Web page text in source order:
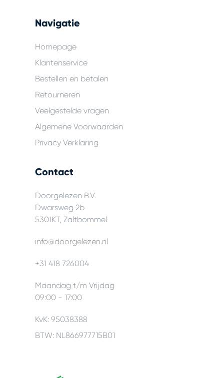
Navigatie
Homepage
Klantenservice
Bestellen en betalen
Retourneren
Veelgestelde vragen
Algemene Voorwaarden
Privacy Verklaring
Contact
Doorgelezen B.V.
Dwarsweg 2b
5301KT, Zaltbommel
info@doorgelezen.nl
+31 418 726004
Maandag t/m Vrijdag
09:00 - 17:00
KvK: 95038388
BTW: NL866977715B01